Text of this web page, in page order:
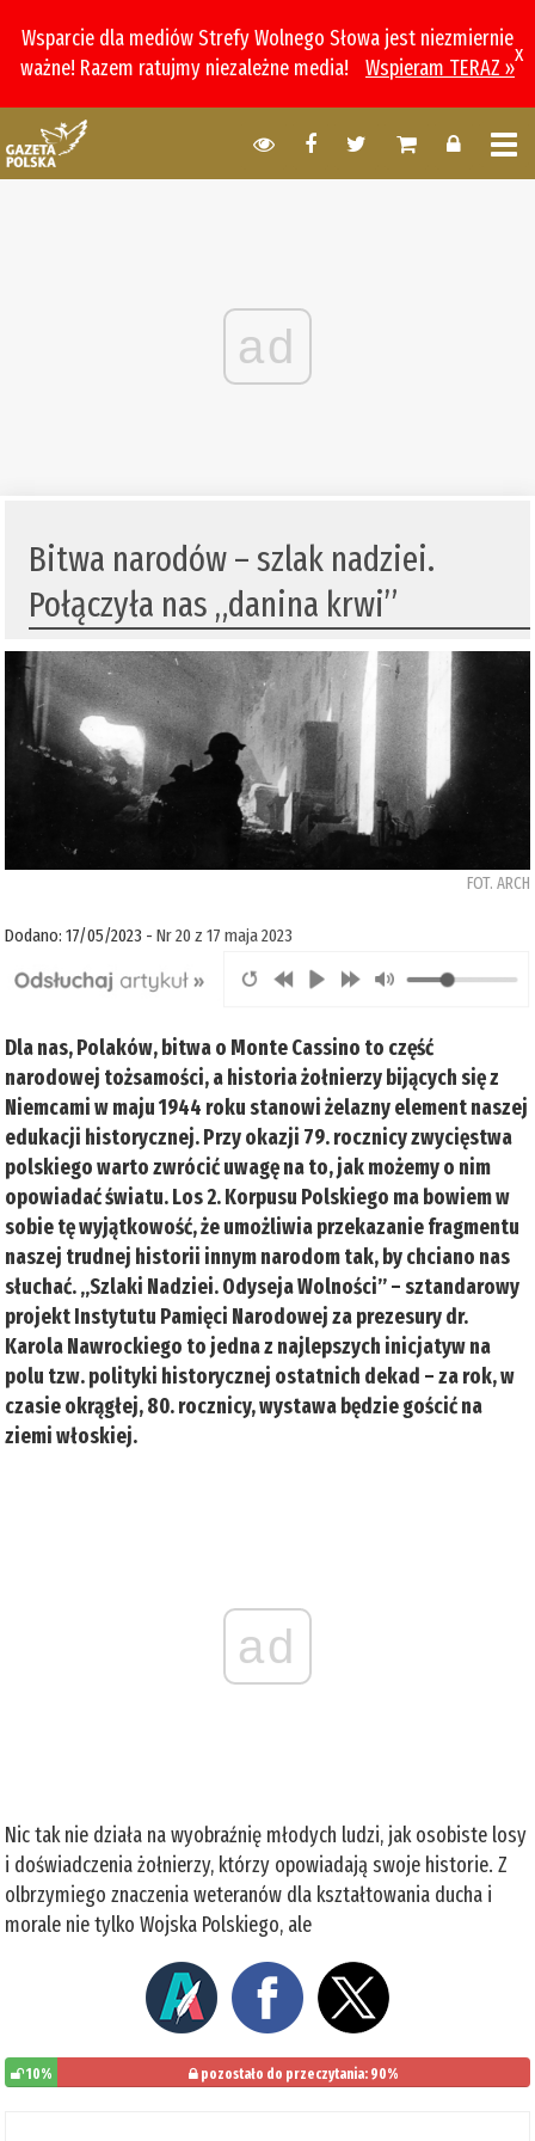
Wsparcie dla mediów Strefy Wolnego Słowa jest niezmiernie
ważne! Razem ratujmy niezależne media!
Wspieram TERAZ »
x
ad
Bitwa narodów – szlak nadziei.
Połączyła nas „danina krwi”
FOT. ARCH
Dodano: 17/05/2023 -Nr 20 z 17 maja 2023
Dla nas, Polaków, bitwa o Monte Cassino to część
narodowej tożsamości, a historia żołnierzy bijących się z
Niemcami w maju 1944 roku stanowi żelazny element naszej
edukacji historycznej. Przy okazji 79. rocznicy zwycięstwa
polskiego warto zwrócić uwagę na to, jak możemy o nim
opowiadać światu. Los 2. Korpusu Polskiego ma bowiem w
sobie tę wyjątkowość, że umożliwia przekazanie fragmentu
naszej trudnej historii innym narodom tak, by chciano nas
słuchać. „Szlaki Nadziei. Odyseja Wolności” – sztandarowy
projekt Instytutu Pamięci Narodowej za prezesury dr.
Karola Nawrockiego to jedna z najlepszych inicjatyw na
polu tzw. polityki historycznej ostatnich dekad – za rok, w
czasie okrągłej, 80. rocznicy, wystawa będzie gościć na
ziemi włoskiej.
ad
Nic tak nie działa na wyobraźnię młodych ludzi, jak osobiste losy
i doświadczenia żołnierzy, którzy opowiadają swoje historie. Z
olbrzymiego znaczenia weteranów dla kształtowania ducha i
morale nie tylko Wojska Polskiego, ale
10% pozostało do przeczytania: 90%